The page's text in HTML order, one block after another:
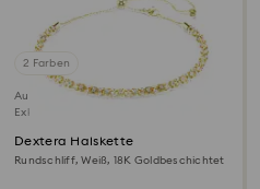
2 Farben
Ausverkauft
Exklusiv online
Dextera Halskette
Rundschliff, Weiß, 18K Goldbeschichtet